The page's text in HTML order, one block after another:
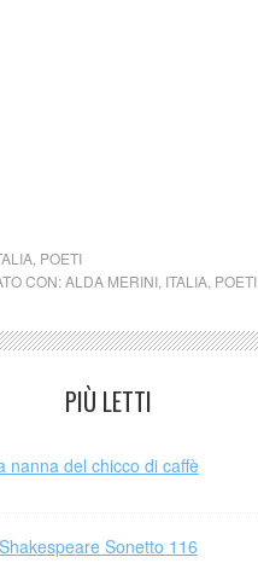
, POETI
CON:ALDA MERINI, ITALIA, POETI
PIÙ LETTI
nanna del chicco di caffè
Sonetto 116